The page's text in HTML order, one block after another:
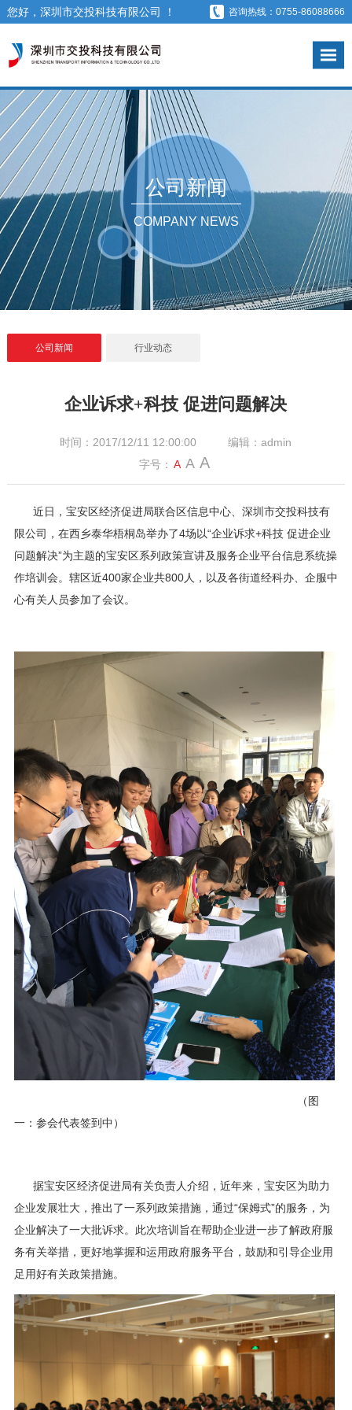
您好，深圳市交投科技有限公司 ！ 咨询热线：0755-86088666
公司新闻
COMPANY NEWS
公司新闻 行业动态
企业诉求+科技 促进问题解决
时间：2017/12/11 12:00:00
编辑：admin
字号： A A A
近日，宝安区经济促进局联合区信息中心、深圳市交投科技有
限公司，在西乡泰华梧桐岛举办了4场以“企业诉求+科技 促进企业
问题解决”为主题的宝安区系列政策宣讲及服务企业平台信息系统操
作培训会。辖区近400家企业共800人，以及各街道经科办、企服中
心有关人员参加了会议。
（图
一：参会代表签到中）
据宝安区经济促进局有关负责人介绍，近年来，宝安区为助力
企业发展壮大，推出了一系列政策措施，通过“保姆式”的服务，为
企业解决了一大批诉求。此次培训旨在帮助企业进一步了解政府服
务有关举措，更好地掌握和运用政府服务平台，鼓励和引导企业用
足用好有关政策措施。